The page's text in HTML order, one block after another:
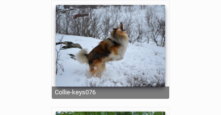
collie-keys076